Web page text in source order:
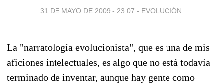
31 DE MAYO DE 2009 - 23:07 - EVOLUCIÓN
La "narratología evolucionista", que es una de mis
aficiones intelectuales, es algo que no está todavía
terminado de inventar, aunque hay gente como